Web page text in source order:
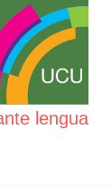
lengua